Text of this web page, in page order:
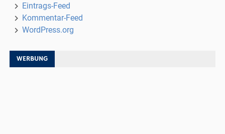
Eintrags-Feed
Kommentar-Feed
WordPress.org
WERBUNG